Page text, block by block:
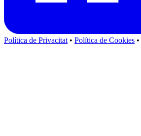
Política de Privacitat • Política de Cookies •